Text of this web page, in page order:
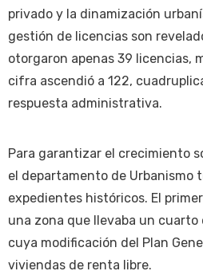
privado y la dinamización
gestión de licencias son
otorgaron apenas 39 licencias,
cifra ascendió a 122,
respuesta administrativa.
Para garantizar el crecimiento
el departamento de Urbanismo
expedientes históricos. El
una zona que llevaba un cuarto
cuya modificación del Plan
viviendas de renta libre.